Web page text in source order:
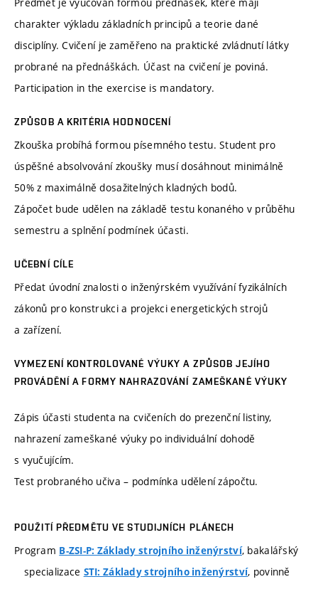
charakter výkladu základních principů a teorie dané
disciplíny. Cvičení je zaměřeno na praktické zvládnutí látky
probrané na přednáškách. Účast na cvičení je poviná.
Participation in the exercise is mandatory.
ZPŮSOB A KRITÉRIA HODNOCENÍ
Zkouška probíhá formou písemného testu. Student pro
úspěšné absolvování zkoušky musí dosáhnout minimálně
50% z maximálně dosažitelných kladných bodů.
Zápočet bude udělen na základě testu konaného v průběhu
semestru a splnění podmínek účasti.
UČEBNÍ CÍLE
Předat úvodní znalosti o inženýrském využívání fyzikálních
zákonů pro konstrukci a projekci energetických strojů
a zařízení.
VYMEZENÍ KONTROLOVANÉ VÝUKY A ZPŮSOB JEJÍHO
PROVÁDĚNÍ A FORMY NAHRAZOVÁNÍ ZAMEŠKANÉ VÝUKY
Zápis účasti studenta na cvičeních do prezenční listiny,
nahrazení zameškané výuky po individuální dohodě
s vyučujícím.
Test probraného učiva – podmínka udělení zápočtu.
POUŽITÍ PŘEDMĚTU VE STUDIJNÍCH PLÁNECH
Program B-ZSI-P: Základy strojního inženýrství, bakalářský
specializace STI: Základy strojního inženýrství, povinně